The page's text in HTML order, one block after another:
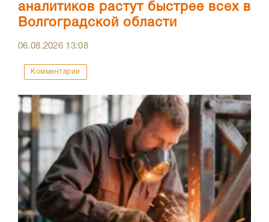
аналитиков растут быстрее всех в
Волгоградской области
06.08.2026 13:08
Комментарии